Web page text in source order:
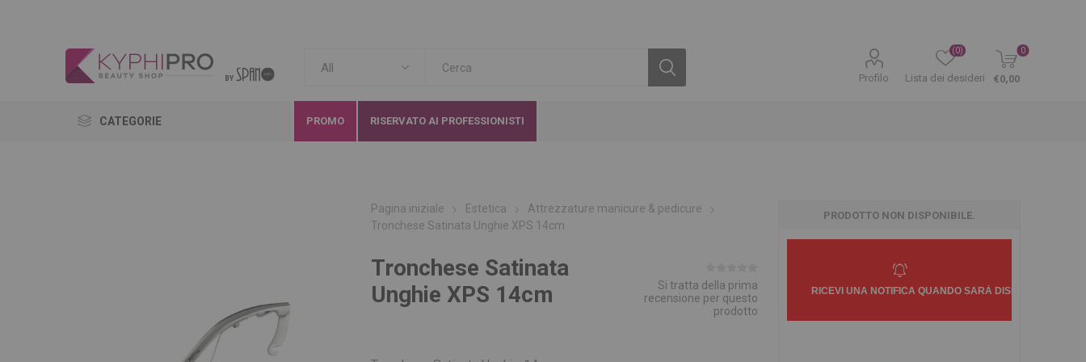
Profilo Lista dei desideri
(0) 0
€0,00
CATEGORIE PROMO RISERVATO AI PROFESSIONISTI
Pagina iniziale Estetica
Attrezzature manicure & pedicure
Tronchese Satinata Unghie XPS 14cm
Tronchese Satinata
Unghie XPS 14cm
Si tratta della prima
recensione per questo
prodotto
PRODOTTO NON DISPONIBILE.